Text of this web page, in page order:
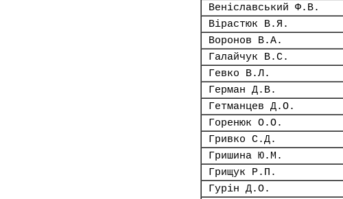
Веніславський Ф.В.
Вірастюк В.Я.
Воронов В.А.
Галайчук В.С.
Гевко В.Л.
Герман Д.В.
Гетманцев Д.О.
Горенюк О.О.
Гривко С.Д.
Гришина Ю.М.
Грищук Р.П.
Гурін Д.О.